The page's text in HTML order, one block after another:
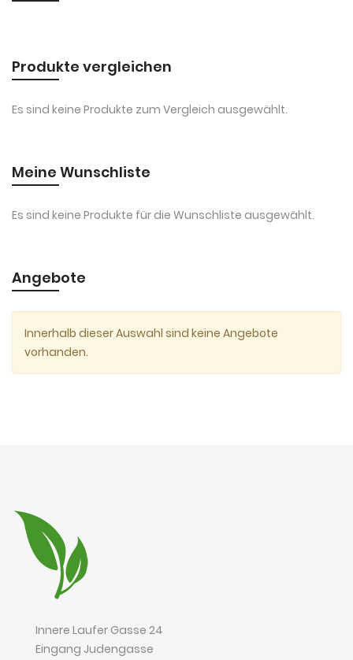
Produkte vergleichen
Es sind keine Produkte zum Vergleich ausgewählt.
Meine Wunschliste
Es sind keine Produkte für die Wunschliste ausgewählt.
Angebote
Innerhalb dieser Auswahl sind keine Angebote
vorhanden.
Innere Laufer Gasse 24
Eingang Judengasse